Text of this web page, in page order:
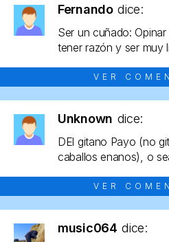
Fernando dice:
Ser un cuñado:
tener razón y ser muy
VER
Unknown dice:
DEl gitano Payo (no
caballos enanos), o
VER
music064 dice: